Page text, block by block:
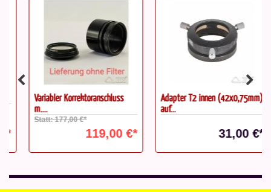
Variabler Korrektoranschluss
Statt: 177,00 €*
119,00 €*
Adapter T2 innen (42x0,75mm)
auf...
31,00 €*